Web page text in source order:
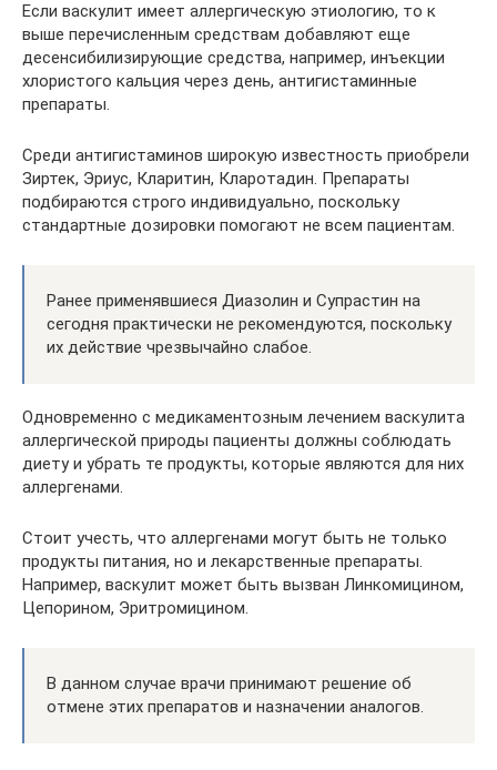
Если васкулит имеет аллергическую этиологию, то к
выше перечисленным средствам добавляют еще
десенсибилизирующие средства, например, инъекции
хлористого кальция через день, антигистаминные
препараты.
Среди антигистаминов широкую известность приобрели
Зиртек, Эриус, Кларитин, Кларотадин. Препараты
подбираются строго индивидуально, поскольку
стандартные дозировки помогают не всем пациентам.
Ранее применявшиеся Диазолин и Супрастин на
сегодня практически не рекомендуются, поскольку
их действие чрезвычайно слабое.
Одновременно с медикаментозным лечением васкулита
аллергической природы пациенты должны соблюдать
диету и убрать те продукты, которые являются для них
аллергенами.
Стоит учесть, что аллергенами могут быть не только
продукты питания, но и лекарственные препараты.
Например, васкулит может быть вызван Линкомицином,
Цепорином, Эритромицином.
В данном случае врачи принимают решение об
отмене этих препаратов и назначении аналогов.